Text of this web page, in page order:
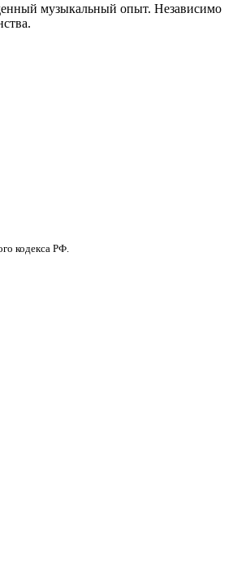
музыкальный опыт. Независимо
кодекса РФ.